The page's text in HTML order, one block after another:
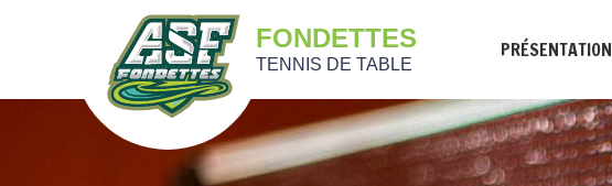
FONDETTES
TENNIS DE TABLE
PRÉSENTATION